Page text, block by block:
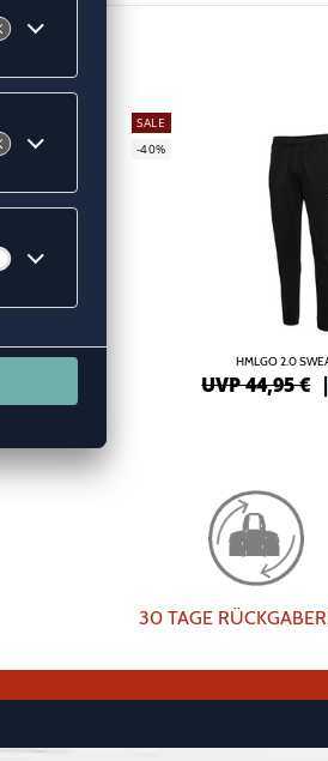
SALE
-40%
HMLGO 2.0
UVP 44,95 €
30 TAGE